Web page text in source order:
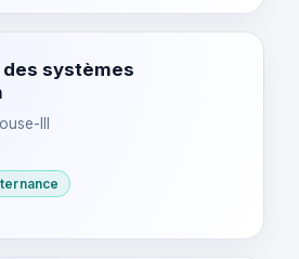
systèmes
III